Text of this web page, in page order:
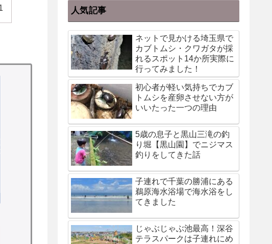
人気記事
ネットで見かける埼玉県で
カブトムシ・クワガタが採
れるスポット14か所実際に
行ってみました！
初心者が軽い気持ちでカブ
トムシを産卵させない方が
いいたった一つの理由
5歳の息子と黒山三滝の釣
り堀【黒山園】でニジマス
釣りをしてきた話
子連れで千葉の勝浦にある
鵜原海水浴場で海水浴をし
てきました
じゃぶじゃぶ池最高！深谷
テラスパークは子連れにめ